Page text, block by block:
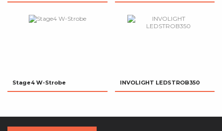
Stage4 W-Strobe INVOLIGHT LEDSTROB350